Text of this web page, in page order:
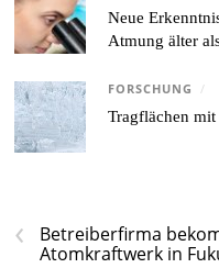
Neue
Atmung älter
FORSCHUNG /
Tragflächen
‹
Betreiberfirma
Atomkraftwerk in